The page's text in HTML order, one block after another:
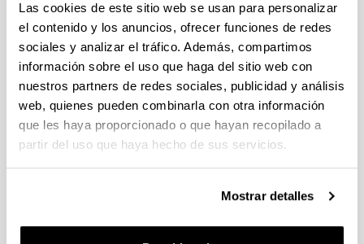
Las cookies de este sitio web se usan para personalizar
el contenido y los anuncios, ofrecer funciones de redes
sociales y analizar el tráfico. Además, compartimos
información sobre el uso que haga del sitio web con
nuestros partners de redes sociales, publicidad y análisis
web, quienes pueden combinarla con otra información
que les haya proporcionado o que hayan recopilado a
partir del uso que haya hecho de sus servicios.
Mostrar detalles
El plazo para presentar solicitudes finaliza el 5 de febrero de
2025 a las 14:00. Hasta el 27 de enero de 2025: Para
manifestar el interés en participar en la convocatoria. Hasta el
31 de enero de 2025: Para la remisión a
convocatoriasestatales.dgi@ehu.es del ANEXO
PRESUPUESTO
CONVOCATORIA PROYECTOS DE COLABORACIÓN
PÚBLICO-PRIVADA 2023
Plazo de presentación cerrado: 30/01/2024 - 20/02/2024
2024 a las 14:00. Hasta el 12 de febrero de 2024: Para